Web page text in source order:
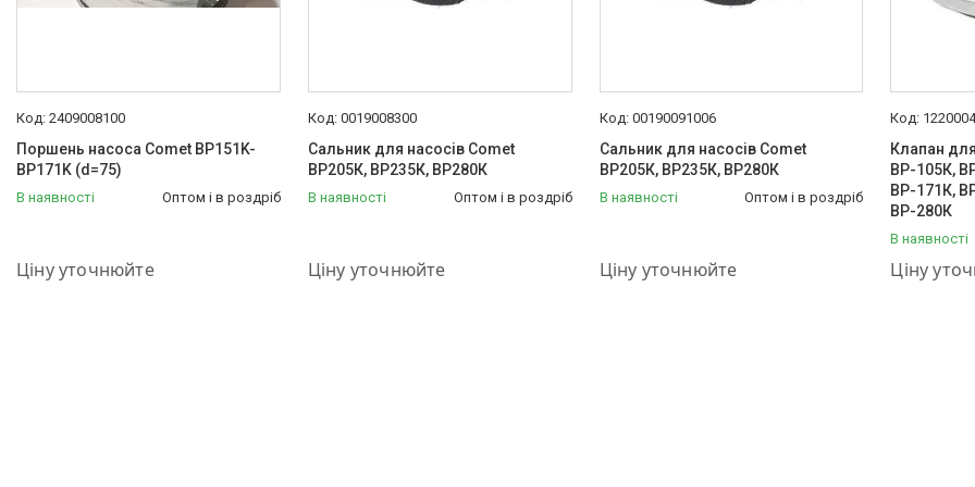
2409008100
Поршень насоса Comet BP151K-
BP171K (d=75)
В наявності Оптом і в роздріб
Ціну уточнюйте
+380 (50) 575-87-88
0019008300
Сальник для насосів Comet
ВР205К, ВР235К, ВР280К
В наявності Оптом і в роздріб
Ціну уточнюйте
+380 (50) 575-87-88
00190091006
Сальник для насосів Comet
ВР205К, ВР235К, ВР280К
В наявності Оптом і в роздріб
Ціну уточнюйте
+380 (50) 575-87-88
Клапан
ВР-105К,
ВР-171К,
ВР-280К
В наявності
Ціну
+380 (50)